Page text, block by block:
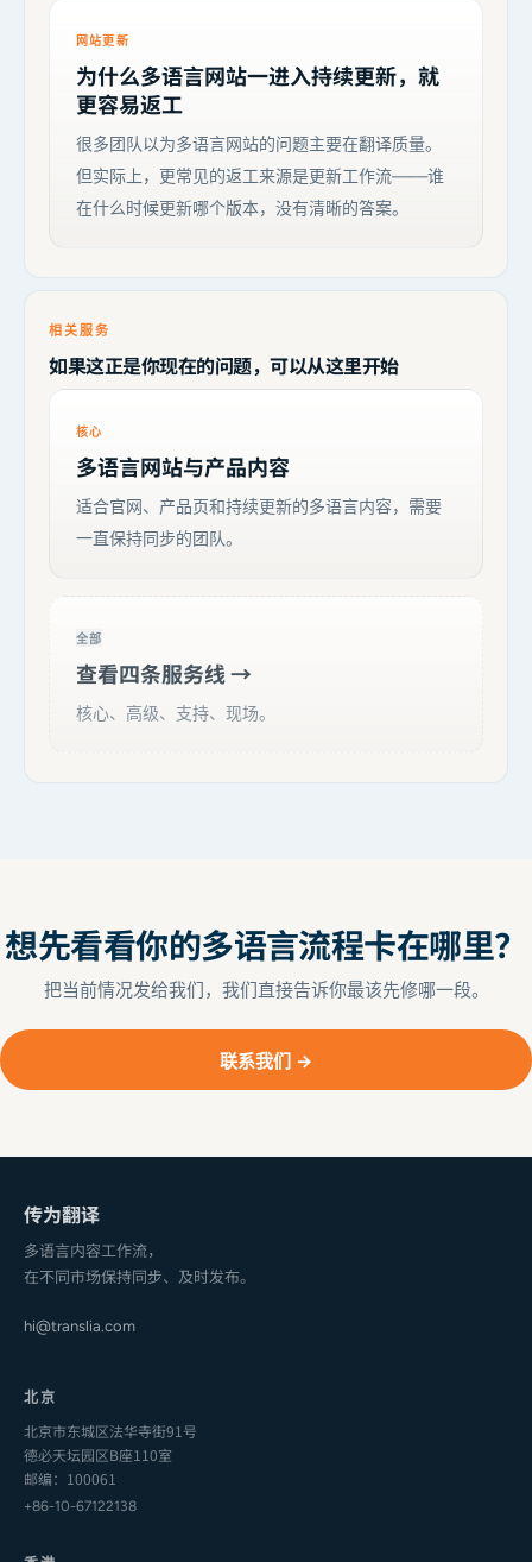
网站更新
为什么多语言网站一进入持续更新，就
更容易返工
很多团队以为多语言网站的问题主要在翻译质量。
但实际上，更常见的返工来源是更新工作流——谁
在什么时候更新哪个版本，没有清晰的答案。
相关服务
如果这正是你现在的问题，可以从这里开始
核心
多语言网站与产品内容
适合官网、产品页和持续更新的多语言内容，需要
一直保持同步的团队。
全部
查看四条服务线 →
核心、高级、支持、现场。
想先看看你的多语言流程卡在哪里？
把当前情况发给我们，我们直接告诉你最该先修哪一段。
联系我们 →
传为翻译
多语言内容工作流，
在不同市场保持同步、及时发布。
hi@translia.com
北京
北京市东城区法华寺街91号
德必天坛园区B座110室
邮编：100061
+86-10-67122138